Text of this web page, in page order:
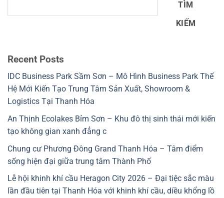
TÌM
KIẾM
Recent Posts
IDC Business Park Sầm Sơn – Mô Hình Business Park Thế
Hệ Mới Kiến Tạo Trung Tâm Sản Xuất, Showroom &
Logistics Tại Thanh Hóa
An Thịnh Ecolakes Bỉm Sơn – Khu đô thị sinh thái mới kiến
tạo không gian xanh đẳng c
Chung cư Phương Đông Grand Thanh Hóa – Tâm điểm
sống hiện đại giữa trung tâm Thành Phố
Lễ hội khinh khí cầu Heragon City 2026 – Đại tiệc sắc màu
lần đầu tiên tại Thanh Hóa với khinh khí cầu, diều khổng lồ